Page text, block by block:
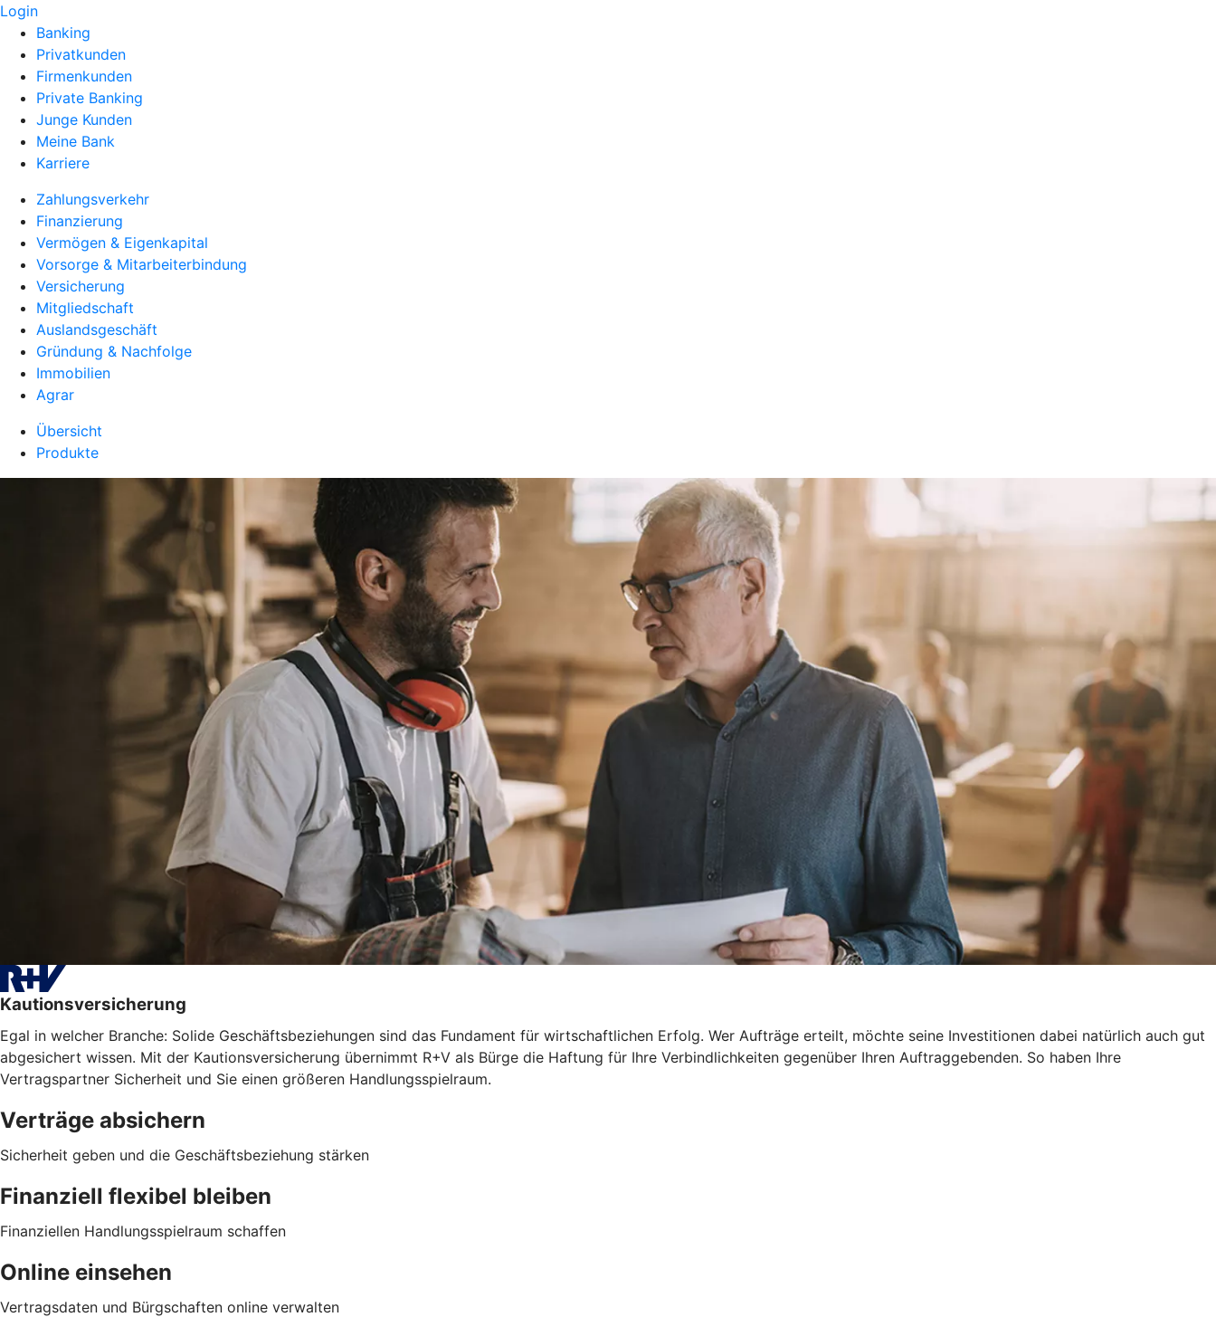
Login
Banking
Privatkunden
Firmenkunden
Private Banking
Junge Kunden
Meine Bank
Karriere
Zahlungsverkehr
Finanzierung
Vermögen & Eigenkapital
Vorsorge & Mitarbeiterbindung
Versicherung
Mitgliedschaft
Auslandsgeschäft
Gründung & Nachfolge
Immobilien
Agrar
Übersicht
Produkte
Kautionsversicherung
Egal in welcher Branche: Solide Geschäftsbeziehungen sind das Fundament für wirtschaftlichen Erfolg. Wer Aufträge erteilt, möchte seine Investitionen dabei natürlich auch gut
abgesichert wissen. Mit der Kautionsversicherung übernimmt R+V als Bürge die Haftung für Ihre Verbindlichkeiten gegenüber Ihren Auftraggebenden. So haben Ihre
Vertragspartner Sicherheit und Sie einen größeren Handlungsspielraum.
Verträge absichern
Sicherheit geben und die Geschäftsbeziehung stärken
Finanziell flexibel bleiben
Finanziellen Handlungsspielraum schaffen
Online einsehen
Vertragsdaten und Bürgschaften online verwalten